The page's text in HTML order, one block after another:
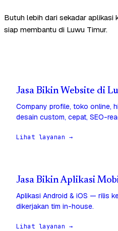
Butuh lebih dari sekadar aplikasi
siap membantu di Luwu Timur.
Jasa Bikin Website di
Company profile, toko online,
desain custom, cepat, SEO-
Lihat layanan →
Jasa Bikin Aplikasi
Aplikasi Android & iOS — rilis
dikerjakan tim in-house.
Lihat layanan →